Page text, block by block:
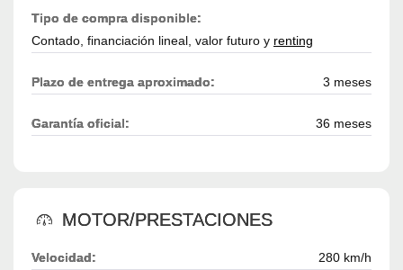
Tipo de compra disponible:
Contado, financiación lineal, valor futuro y renting
Plazo de entrega aproximado: 3 meses
Garantía oficial: 36 meses
MOTOR/PRESTACIONES
Velocidad: 280 km/h